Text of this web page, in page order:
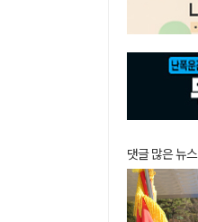
댓글 많은 뉴스